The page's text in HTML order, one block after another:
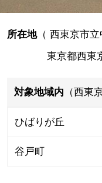
所在地（ 西東京市
東京都西東
対象地域内 （西東
ひばりが丘
谷戸町